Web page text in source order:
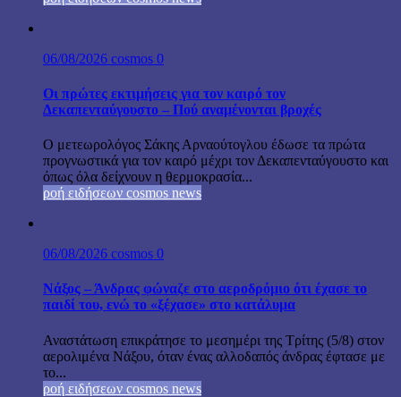
06/08/2026 cosmos 0
Οι πρώτες εκτιμήσεις για τον καιρό τον
Δεκαπενταύγουστο – Πού αναμένονται βροχές
Ο μετεωρολόγος Σάκης Αρναούτογλου έδωσε τα πρώτα
προγνωστικά για τον καιρό μέχρι τον Δεκαπενταύγουστο και
όπως όλα δείχνουν η θερμοκρασία...
ροή ειδήσεων cosmos news
06/08/2026 cosmos 0
Νάξος – Άνδρας φώναζε στο αεροδρόμιο ότι έχασε το
παιδί του, ενώ το «ξέχασε» στο κατάλυμα
Αναστάτωση επικράτησε το μεσημέρι της Τρίτης (5/8) στον
αερολιμένα Νάξου, όταν ένας αλλοδαπός άνδρας έφτασε με
το...
ροή ειδήσεων cosmos news